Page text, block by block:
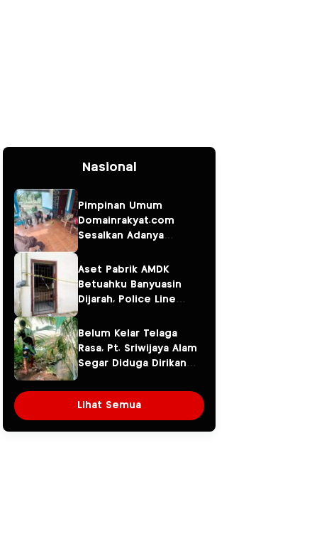
Nasional
Pimpinan Umum
Domainrakyat.com
Sesalkan Adanya
“Pesanan” Korporasi,
Soroti Dugaan
Intervensi terhadap
Lingkungan
Aset Pabrik AMDK
Betuahku Banyuasin
Dijarah, Police Line
Miliaran Kini
Dipertanyakan
Belum Kelar Telaga
Rasa, Pt. Sriwijaya Alam
Segar Diduga Dirikan
Aliran Sungai
Lihat Semua